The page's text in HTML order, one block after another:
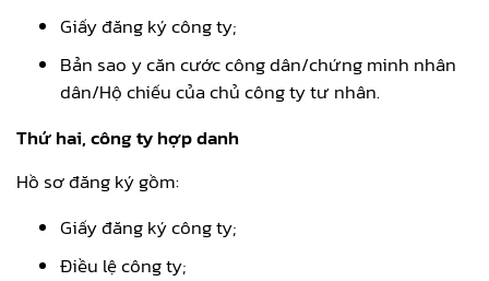
Giấy đăng ký công ty;
Bản sao y căn cước công dân/chứng minh nhân
dân/Hộ chiếu của chủ công ty tư nhân.
Thứ hai, công ty hợp danh
Hồ sơ đăng ký gồm:
Giấy đăng ký công ty;
Điều lệ công ty;